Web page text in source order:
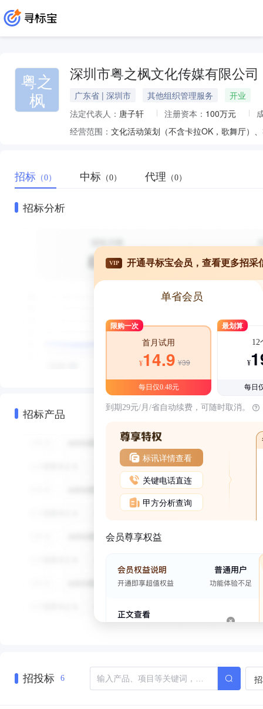
粤之
枫
深圳市粤之枫文化传媒有限公司
广东省 | 深圳市 其他组织管理服务
开业
法定代表人： 唐子轩 注册资本： 100万元
经营范围：
招标 （0） 中标 （0） 代理 （0）
招标分析
招标产品
VIP 开通寻标宝会员，查看更多招采
单省会员
限购一次
首月试用
¥14.9 ¥39
每日仅0.48元
最划算
12
¥
每日
到期29元/月/省自动续费，可随时取消。
标讯详情查看
关键电话直连
甲方分析查询
会员尊享权益
招投标 6